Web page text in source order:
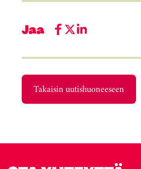
Jaa
Takaisin uutishuoneeseen